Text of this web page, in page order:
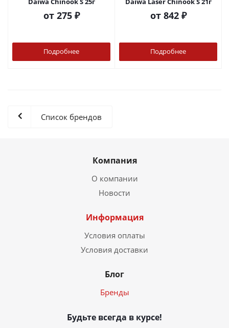
от 275 ₽
Подробнее
от 842 ₽
Подробнее
Список брендов
Компания
О компании
Новости
Информация
Условия оплаты
Условия доставки
Блог
Бренды
Будьте всегда в курсе!